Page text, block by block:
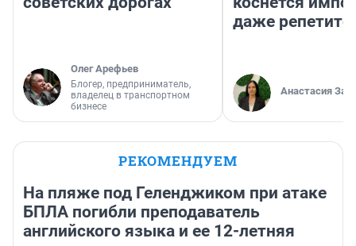
Олег Арефьев
Блогер, предприниматель,
владелец в транспортном
бизнесе
даже
Анастасия
РЕКОМЕНДУЕМ
На пляже под Геленджиком при атаке
БПЛА погибли преподаватель
английского языка и ее 12-летняя